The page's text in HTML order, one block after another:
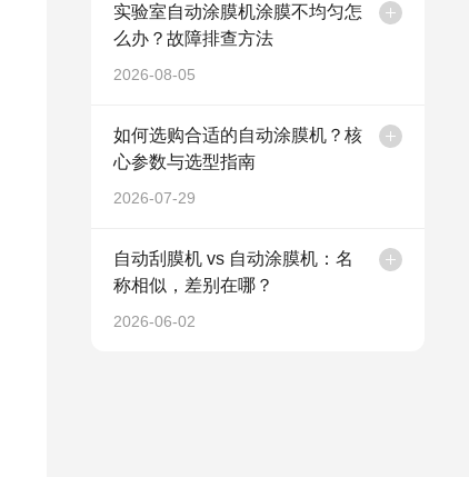
实验室自动涂膜机涂膜不均匀怎
么办？故障排查方法
2026-08-05
如何选购合适的自动涂膜机？核
心参数与选型指南
2026-07-29
自动刮膜机 vs 自动涂膜机：名
称相似，差别在哪？
2026-06-02